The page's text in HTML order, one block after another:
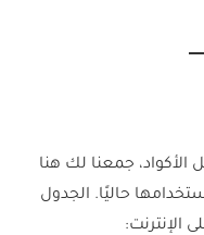
جمعنا لك هنا
حاليًا. الجدول
الإنترنت: